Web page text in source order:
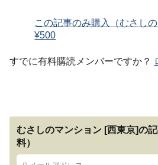
この記事のみ購入（むさしの
¥500
すでに有料購読メンバーですか？
むさしのマンション [西東京]の
料）